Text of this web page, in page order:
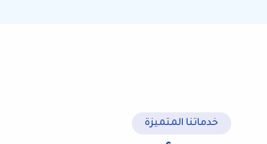
خدماتنا المتميزة